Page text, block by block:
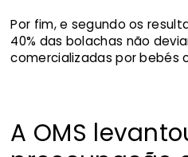
Por fim, e segundo os
40% das bolachas não
comercializadas por bebés
A OMS